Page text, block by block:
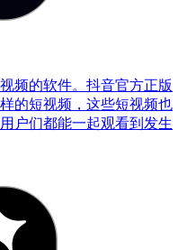
频的软件。抖音官方正版
的短视频，这些短视频也
户们都能一起观看到发生